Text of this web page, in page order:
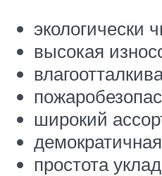
экологически
высокая
широкий
простота